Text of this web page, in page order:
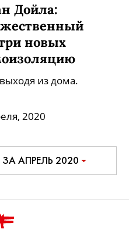
Дойла:
новых
из дома.
2020
ЗА АПРЕЛЬ 2020